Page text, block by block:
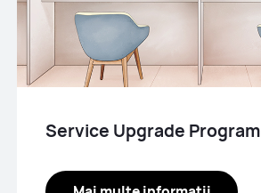
Service Upgrade Program